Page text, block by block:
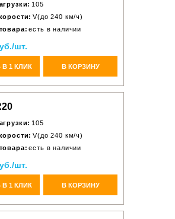
105
V(до 240 км/ч)
есть в наличии
шт.
В 1 КЛИК В КОРЗИНУ
105
V(до 240 км/ч)
есть в наличии
шт.
В 1 КЛИК В КОРЗИНУ